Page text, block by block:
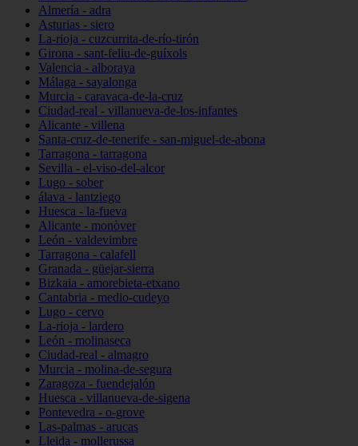
Almería - adra
Asturias - siero
La-rioja - cuzcurrita-de-río-tirón
Girona - sant-feliu-de-guíxols
Valencia - alboraya
Málaga - sayalonga
Murcia - caravaca-de-la-cruz
Ciudad-real - villanueva-de-los-infantes
Alicante - villena
Santa-cruz-de-tenerife - san-miguel-de-abona
Tarragona - tarragona
Sevilla - el-viso-del-alcor
Lugo - sober
álava - lantziego
Huesca - la-fueva
Alicante - monòver
León - valdevimbre
Tarragona - calafell
Granada - güejar-sierra
Bizkaia - amorebieta-etxano
Cantabria - medio-cudeyo
Lugo - cervo
La-rioja - lardero
León - molinaseca
Ciudad-real - almagro
Murcia - molina-de-segura
Zaragoza - fuendejalón
Huesca - villanueva-de-sigena
Pontevedra - o-grove
Las-palmas - arucas
Lleida - mollerussa